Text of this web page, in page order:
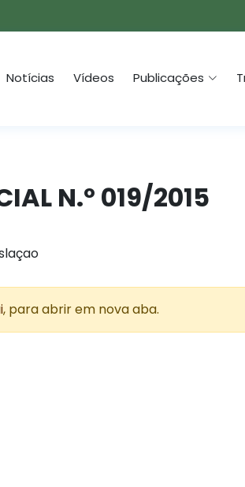
Notícias Vídeos Publicações
N.º 019/2015
, para abrir em nova aba.